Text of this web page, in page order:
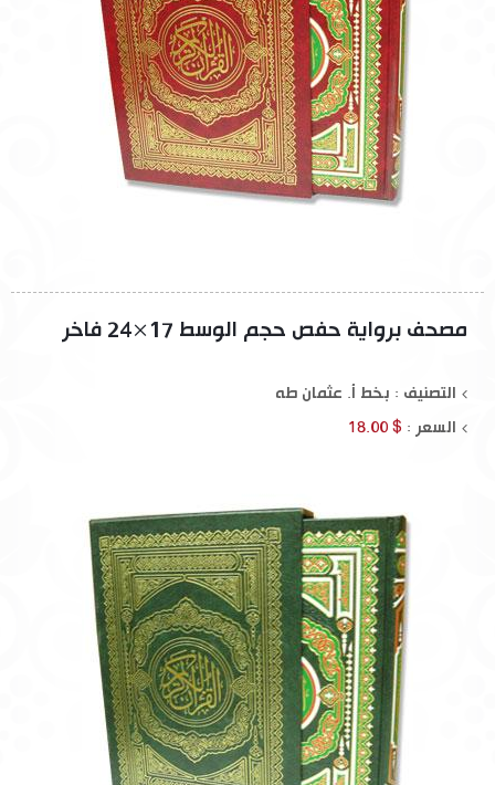
مصحف برواية حفص حجم الوسط 17×24 فاخر
التصنيف : بخط أ. عثمان طه
السعر : $ 18.00